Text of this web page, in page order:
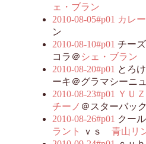
ェ・ブラン
2010-08-05#p01 カレ
ン
2010-08-10#p01 チー
コラ＠ シェ・ブラン
2010-08-20#p01 とろ
ーキ＠グラマシーニ
2010-08-23#p01
ＹＵ
チーノ ＠スターバッ
2010-08-26#p01 クー
ラント
ｖｓ 青山リ